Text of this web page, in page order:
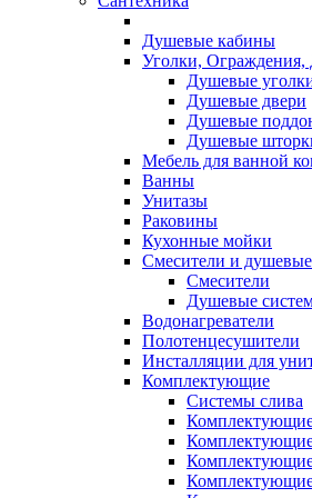
Душевые кабины
Уголки,
Душевые
Душевые двери
Душевые
Душевые
Мебель для ванной
Ванны
Унитазы
Раковины
Кухонные мойки
Смесители и
Смесители
Душевые
Водонагреватели
Полотенцесушители
Инсталляции для
Комплектующие
Системы слива
Комплектующие